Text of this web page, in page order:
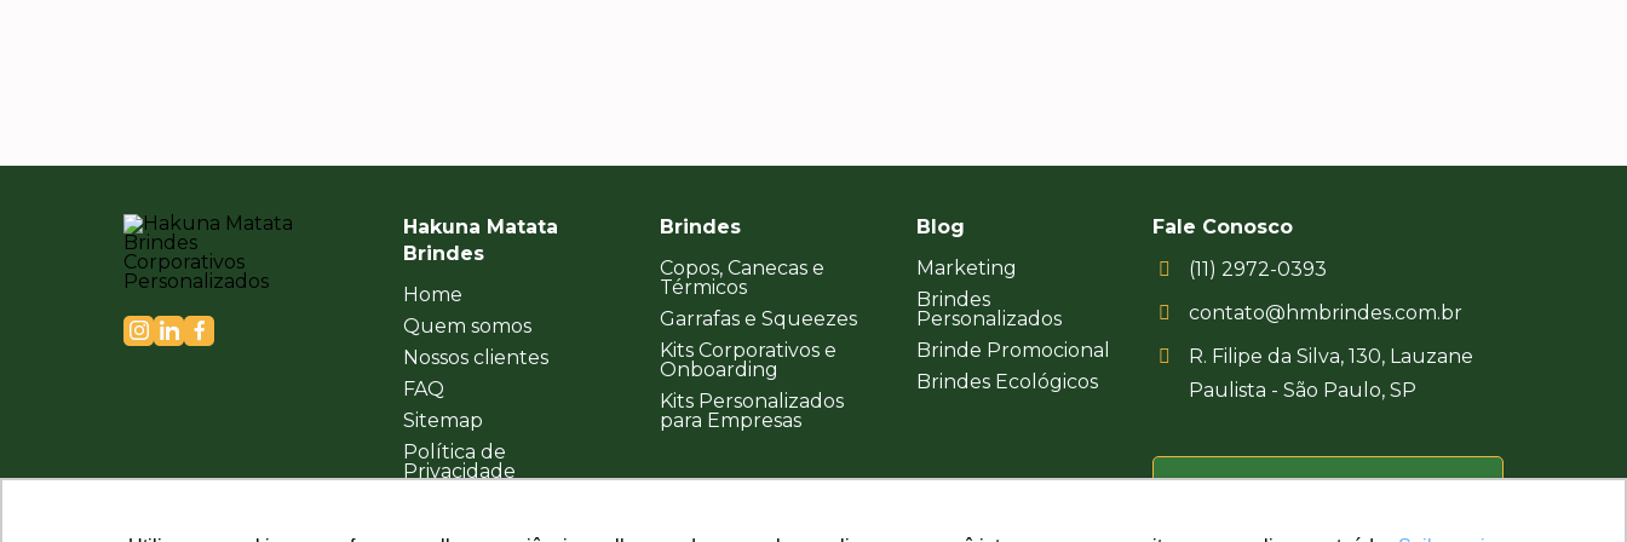
Hakuna Matata
Brindes
Home
Quem somos
Nossos clientes
FAQ
Sitemap
Política de
Privacidade
Brindes
Copos, Canecas e
Térmicos
Garrafas e Squeezes
Kits Corporativos e
Onboarding
Kits Personalizados
para Empresas
Blog
Marketing
Brindes
Personalizados
Brinde Promocional
Brindes Ecológicos
Fale Conosco
(11) 2972-0393
contato@hmbrindes.com.br
R. Filipe da Silva, 130, Lauzane
Paulista - São Paulo, SP
Uma empresa certificada